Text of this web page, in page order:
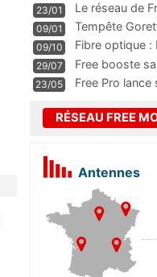
23/01
Le réseau de
m
09/01
Tempête
09/10
Fibre optique :
pass
29/07
Free booste
23/05 Free Pro
RÉSEAU FREE
Antennes